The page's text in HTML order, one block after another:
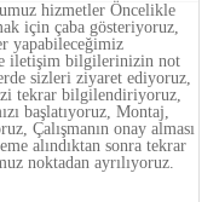
hizmetler Öncelikle
için çaba gösteriyoruz,
yapabileceğimiz
iletişim bilgilerinizin not
sizleri ziyaret ediyoruz,
tekrar bilgilendiriyoruz,
başlatıyoruz, Montaj,
Çalışmanın onay alması
alındıktan sonra tekrar
noktadan ayrılıyoruz.